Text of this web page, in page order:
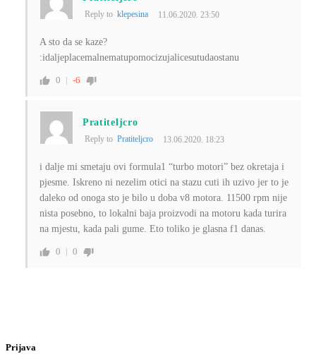
Reply to klepesina 11.06.2020. 23:50
A sto da se kaze?
:idaljeplacemalnematupomocizujalicesutudaostanu
0 -6
Pratiteljcro
Reply to Pratiteljcro 13.06.2020. 18:23
i dalje mi smetaju ovi formula1 “turbo motori” bez okretaja i
pjesme. Iskreno ni nezelim otici na stazu cuti ih uzivo jer to je
daleko od onoga sto je bilo u doba v8 motora. 11500 rpm nije
nista posebno, to lokalni baja proizvodi na motoru kada turira
na mjestu, kada pali gume. Eto toliko je glasna f1 danas.
0 0
Prijava